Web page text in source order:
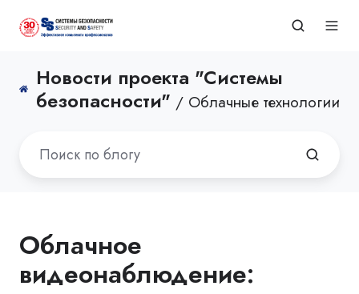
Новости проекта "Системы
безопасности" / Облачные технологии
Облачное
видеонаблюдение: